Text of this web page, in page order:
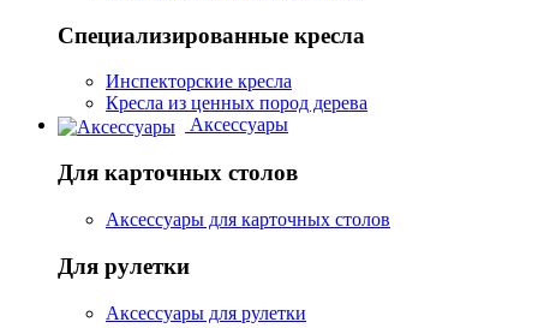
Специализированные кресла
Инспекторские кресла
Кресла из ценных пород дерева
Аксессуары
Для карточных столов
Аксессуары для карточных столов
Для рулетки
Аксессуары для рулетки